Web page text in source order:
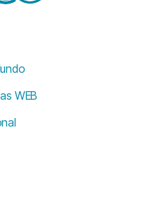
WEB